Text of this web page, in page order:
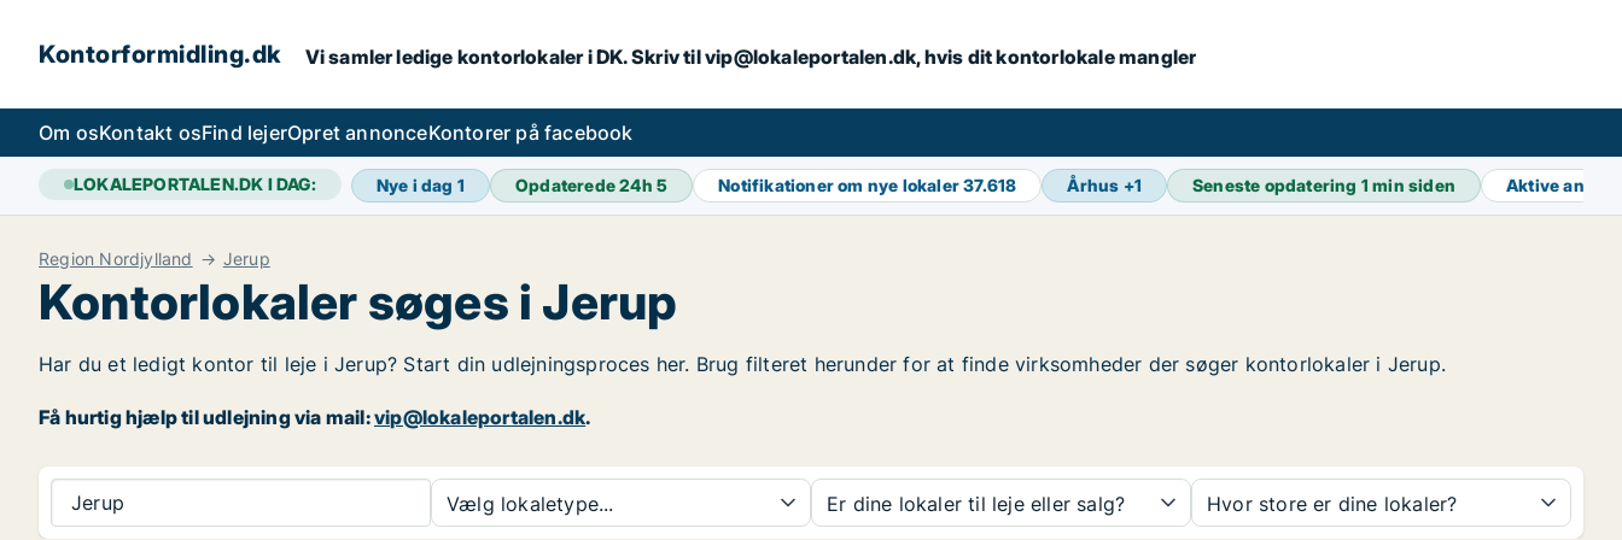
Kontorformidling.dk Vi samler ledige kontorlokaler i DK. Skriv til vip@lokaleportalen.dk, hvis dit kontorlokale mangler
Om osKontakt osFind lejerOpret annonceKontorer på facebook
LOKALEPORTALEN.DK I DAG: Nye i dag 1 Opdaterede 24h5 Notifikationer om nye lokaler37.618 Århus +1 Seneste opdatering 1 min siden Aktive
Region Nordjylland Jerup
Kontorlokaler søges i Jerup
Har du et ledigt kontor til leje i Jerup? Start din udlejningsproces her. Brug filteret herunder for at finde virksomheder der søger kontorlokaler i Jerup.
Få hurtig hjælp til udlejning via mail:vip@lokaleportalen.dk.
Jerup Vælg lokaletype... Er dine lokaler til leje eller salg? Hvor store er dine lokaler?